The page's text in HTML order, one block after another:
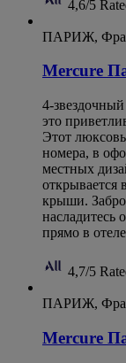
4,6/5
ПАРИЖ,
Mercure
4-
это
Этот
номера, в
местных
открывается
крыши.
насладитесь
прямо в
4,7/5
ПАРИЖ,
Mercure